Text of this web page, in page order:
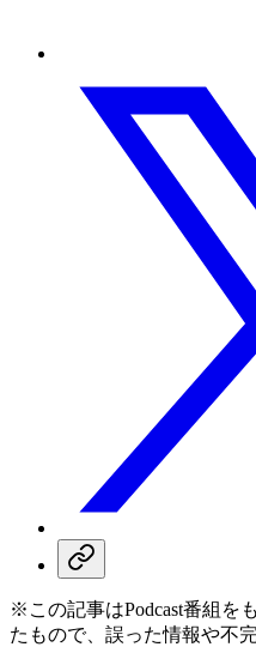
※この記事はPodcast番組を
たもので、誤った情報や不